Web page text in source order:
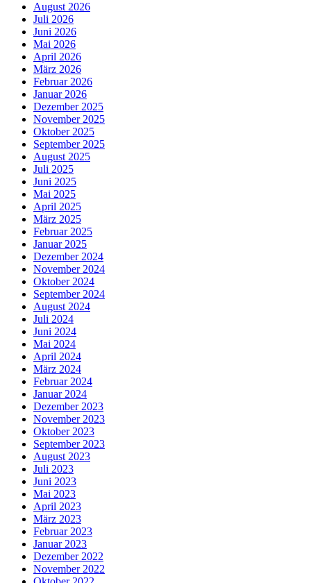
August 2026
Juli 2026
Juni 2026
Mai 2026
April 2026
März 2026
Februar 2026
Januar 2026
Dezember 2025
November 2025
Oktober 2025
September 2025
August 2025
Juli 2025
Juni 2025
Mai 2025
April 2025
März 2025
Februar 2025
Januar 2025
Dezember 2024
November 2024
Oktober 2024
September 2024
August 2024
Juli 2024
Juni 2024
Mai 2024
April 2024
März 2024
Februar 2024
Januar 2024
Dezember 2023
November 2023
Oktober 2023
September 2023
August 2023
Juli 2023
Juni 2023
Mai 2023
April 2023
März 2023
Februar 2023
Januar 2023
Dezember 2022
November 2022